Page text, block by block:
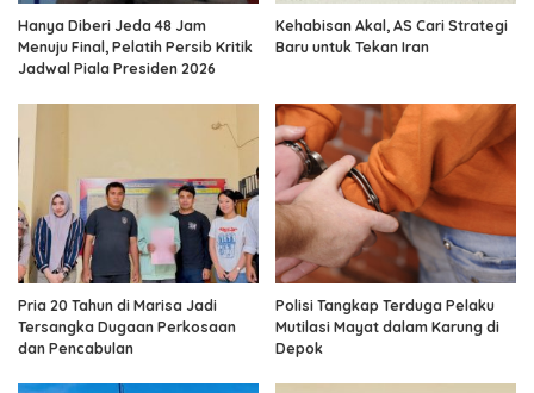
Hanya Diberi Jeda 48 Jam
Menuju Final, Pelatih Persib Kritik
Jadwal Piala Presiden 2026
Kehabisan Akal, AS Cari Strategi
Baru untuk Tekan Iran
Pria 20 Tahun di Marisa Jadi
Tersangka Dugaan Perkosaan
dan Pencabulan
Polisi Tangkap Terduga Pelaku
Mutilasi Mayat dalam Karung di
Depok